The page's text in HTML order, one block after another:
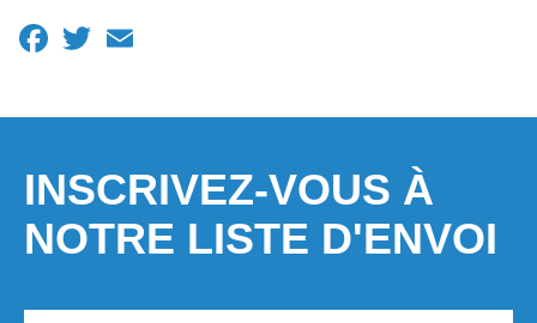
Facebook
Twitter
INSCRIVEZ-VOUS À
NOTRE LISTE D'ENVOI